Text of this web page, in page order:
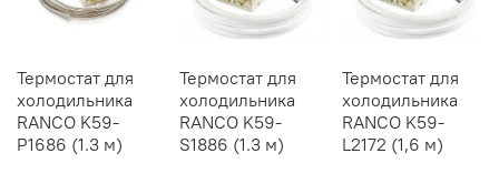
Термостат для
холодильника
RANCO K59-
P1686 (1.3 м)
Термостат для
холодильника
RANCO K59-
S1886 (1.3 м)
Термостат для
холодильника
RANCO K59-
L2172 (1,6 м)